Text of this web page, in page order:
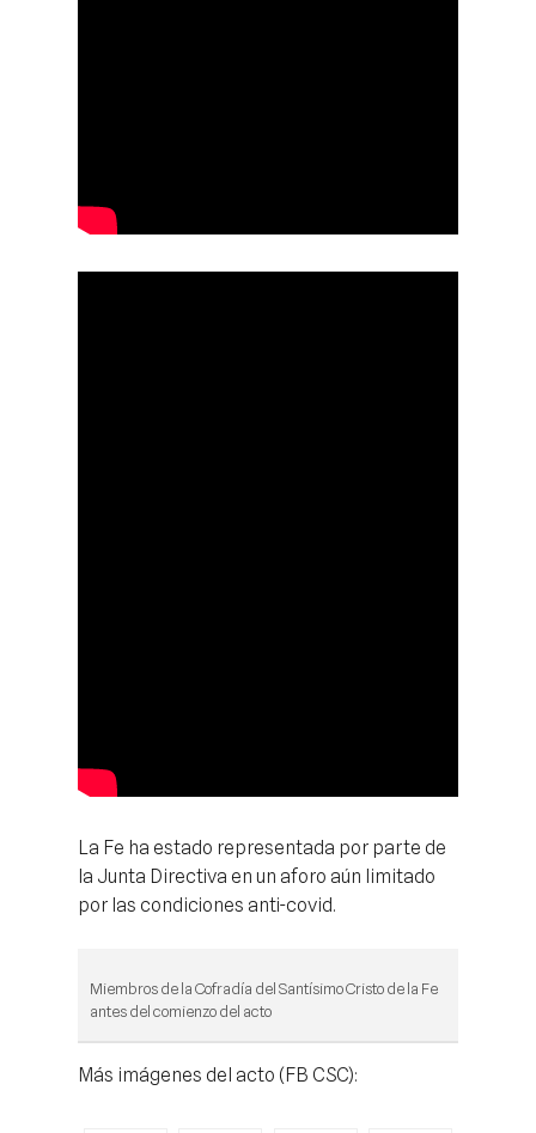
La Fe ha estado representada por parte de
la Junta Directiva en un aforo aún limitado
por las condiciones anti-covid.
Miembros de la Cofradía del Santísimo Cristo de la Fe
antes del comienzo del acto
Más imágenes del acto (FB CSC):